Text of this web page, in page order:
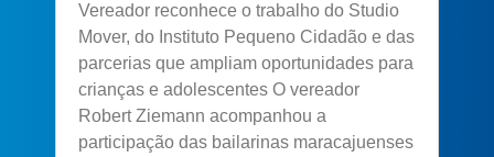
Vereador reconhece o trabalho do Studio
Mover, do Instituto Pequeno Cidadão e das
parcerias que ampliam oportunidades para
crianças e adolescentes O vereador
Robert Ziemann acompanhou a
participação das bailarinas maracajuenses